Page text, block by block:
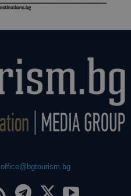
office@bgtourism.bg